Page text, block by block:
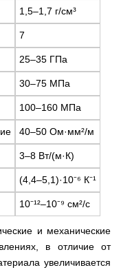
1,5–1,7 г/см³
7
25–35 ГПа
30–75 МПа
100–160 МПа
40–50 Ом·мм²/м
3–8 Вт/(м·К)
(4,4–5,1)·10⁻⁶ К⁻¹
10⁻¹²–10⁻⁹ см²/с
и механические
в отличие от
увеличивается